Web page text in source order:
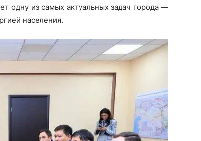
одну из самых актуальных задач города —
населения.